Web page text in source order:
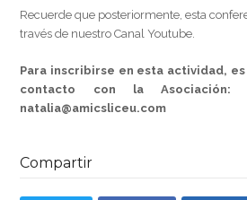
Recuerde que posteriormente, esta
través de nuestro Canal Youtube.
Para inscribirse en esta actividad,
contacto con la
natalia@amicsliceu.com
Compartir